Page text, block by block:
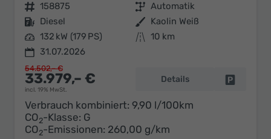
Fahrzeugnr. 158875 Getriebe Automatik
Kraftstoff Diesel Außenfarbe Kaolin Weiß
Leistung 132 kW (179 PS) Kilometerstand 10 km
31.07.2026
33.979,– €
incl. 19% MwSt.
54.502,– €
Details
Verbrauch kombiniert: 9,90 l/100km
CO2-Klasse: G
CO2-Emissionen: 260,00 g/km